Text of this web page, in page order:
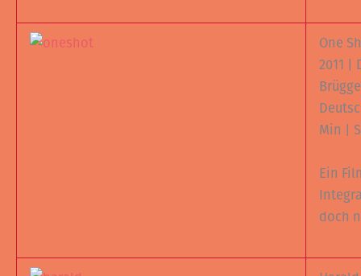
One
2011 |
Min |
Ein
doch